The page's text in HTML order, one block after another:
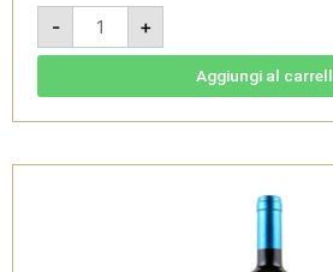
-
El
Sartu
Langhe
Nebbiolo
1,5l
quantità
+
Aggiungi al